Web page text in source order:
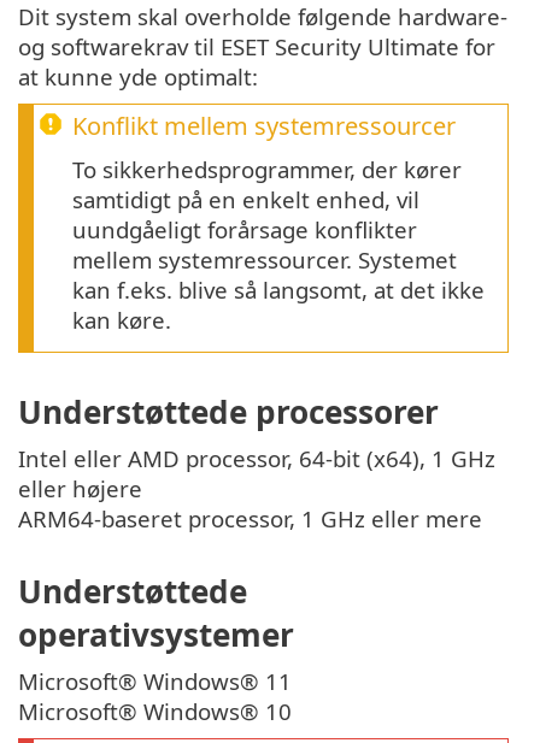
Dit system skal overholde følgende hardware-
og softwarekrav til ESET Security Ultimate for
at kunne yde optimalt:
Konflikt mellem systemressourcer
To sikkerhedsprogrammer, der kører
samtidigt på en enkelt enhed, vil
uundgåeligt forårsage konflikter
mellem systemressourcer. Systemet
kan f.eks. blive så langsomt, at det ikke
kan køre.
Understøttede processorer
Intel eller AMD processor, 64-bit (x64), 1 GHz
eller højere
ARM64-baseret processor, 1 GHz eller mere
Understøttede
operativsystemer
Microsoft® Windows® 11
Microsoft® Windows® 10